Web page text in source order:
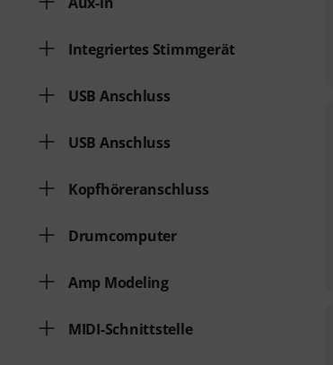
Integriertes Stimmgerät
USB Anschluss
USB Anschluss
Kopfhöreranschluss
Drumcomputer
Amp Modeling
MIDI-Schnittstelle